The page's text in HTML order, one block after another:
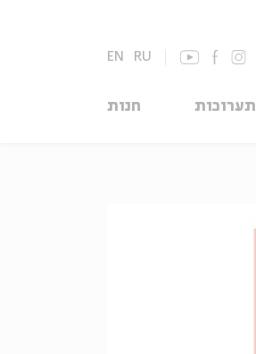
EN RU
תערוכות חנות